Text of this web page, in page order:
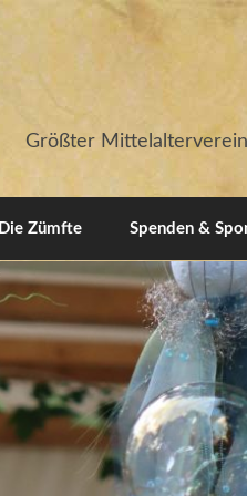
Größter
Die Zümfte Spenden &